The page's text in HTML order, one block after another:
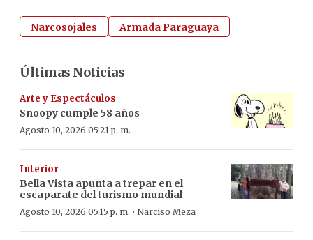
Narcosojales Armada Paraguaya
Últimas Noticias
Arte y Espectáculos
Snoopy cumple 58 años
Agosto 10, 2026 05:21 p. m.
Interior
Bella Vista apunta a trepar en el
escaparate del turismo mundial
Agosto 10, 2026 05:15 p. m. · Narciso Meza